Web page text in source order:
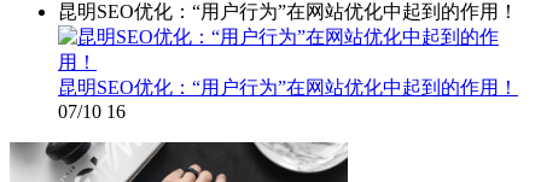
昆明SEO优化：“用户行为”在网站优化中起到的作用！
昆明SEO优化：“用户行为”在网站优化中起到的作用！
07/10 16